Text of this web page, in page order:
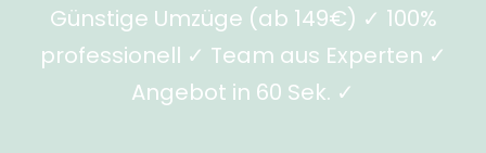
Günstige Umzüge (ab 149€) ✓ 100%
professionell ✓ Team aus Experten ✓
Angebot in 60 Sek. ✓